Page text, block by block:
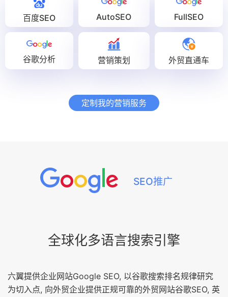
百度SEO AutoSEO FullSEO
谷歌分析 营销策划 外贸直通车
定制我的营销服务
SEO推广
全球化多语言搜索引擎
六翼提供企业网站Google SEO, 以谷歌搜索排名规律研究
为切入点, 向外贸企业提供正规可靠的外贸网站谷歌SEO, 英